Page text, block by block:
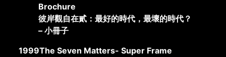
Brochure
彼岸觀自在貳：最好的時代，最壞的時代？
– 小冊子
1999The Seven Matters- Super Frame